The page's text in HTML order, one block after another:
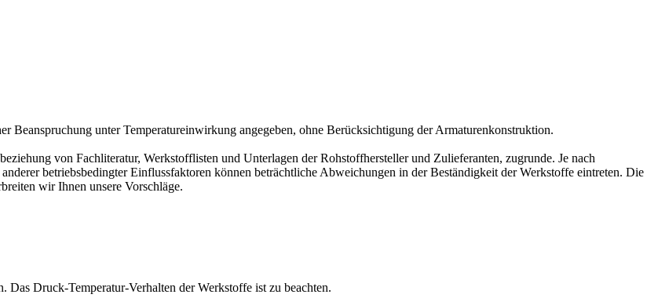
Beanspruchung unter Temperatureinwirkung angegeben, ohne Berücksichtigung der Armaturenkonstruktion.
von Fachliteratur, Werkstofflisten und Unterlagen der Rohstoffhersteller und Zulieferanten, zugrunde. Je nach
betriebsbedingter Einflussfaktoren können beträchtliche Abweichungen in der Beständigkeit der Werkstoffe eintreten. Die
wir Ihnen unsere Vorschläge.
Druck-Temperatur-Verhalten der Werkstoffe ist zu beachten.